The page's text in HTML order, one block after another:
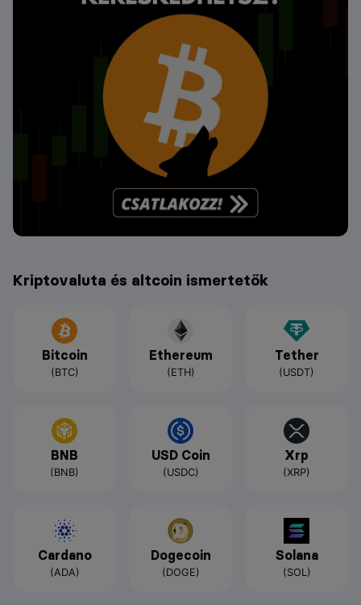
Kriptovaluta és altcoin ismertetők
Bitcoin
(BTC)
Ethereum
(ETH)
Tether
(USDT)
BNB
(BNB)
USD Coin
(USDC)
Xrp
(XRP)
Cardano
(ADA)
Dogecoin
(DOGE)
Solana
(SOL)